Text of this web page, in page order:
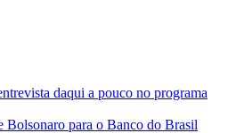
daqui a pouco no programa
Bolsonaro para o Banco do Brasil